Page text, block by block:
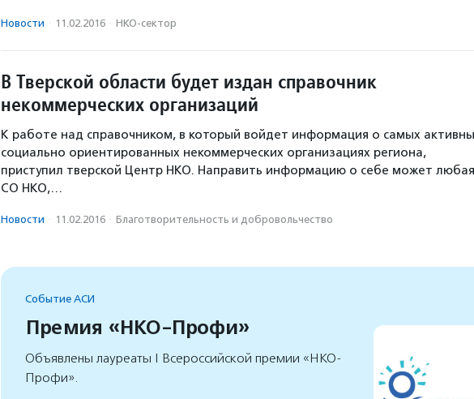
Новости · 11.02.2016 · НКО-сектор
В Тверской области будет издан справочник
некоммерческих организаций
К работе над справочником, в который войдет информация о самых
социально ориентированных некоммерческих организациях региона,
приступил тверской Центр НКО. Направить информацию о себе может любая
СО НКО,…
Новости · 11.02.2016 · Благотвори­тель­ность и доброволь­чест­во
Событие АСИ
Премия «НКО-Профи»
Объявлены лауреаты I Всероссийской премии «НКО-
Профи».